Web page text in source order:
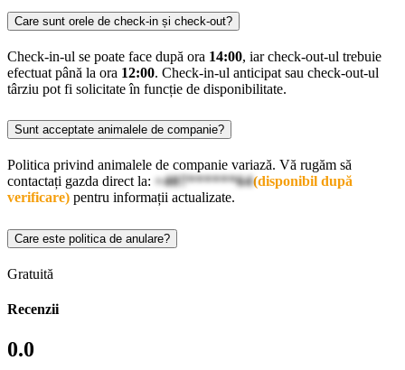
Care sunt orele de check-in și check-out?
Check-in-ul se poate face după ora 14:00, iar check-out-ul trebuie
efectuat până la ora 12:00. Check-in-ul anticipat sau check-out-ul
târziu pot fi solicitate în funcție de disponibilitate.
Sunt acceptate animalele de companie?
Politica privind animalele de companie variază. Vă rugăm să
contactați gazda direct la: +407******64(disponibil după
verificare) pentru informații actualizate.
Care este politica de anulare?
Gratuită
Recenzii
0.0